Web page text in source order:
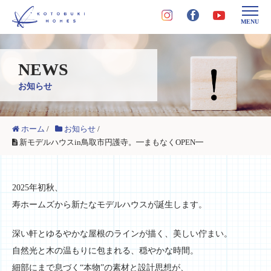
MENU
NEWS
お知らせ
ホーム / お知らせ /
新モデルハウスin鳥取市円護寺。━まもなくOPEN━
2025年初秋、
寿ホームズから新たなモデルハウスが誕生します。
深い軒とゆるやかな屋根のラインが描く、美しい佇まい。
自然光と木の温もりに包まれる、穏やかな時間。
細部にまで息づく“本物”の素材と設計思想が、